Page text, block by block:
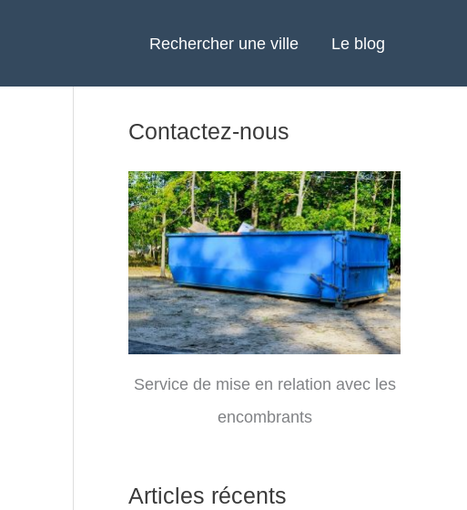
Rechercher une ville Le blog
Contactez-nous
Service de mise en relation avec les
encombrants
Articles récents